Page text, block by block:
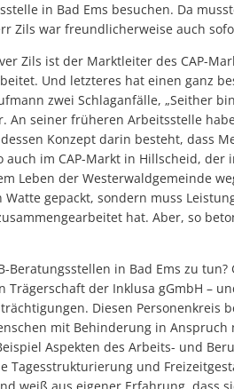
in Bad Ems besuchen. Da
Zils war freundlicherweise auch
Zils ist der Marktleiter des CAP-
Und letzteres hat einen ganz
zwei Schlaganfälle, „Seither
An seiner früheren Arbeitsstelle
Konzept darin besteht, dass
im CAP-Markt in Hillscheid, der
Leben der Westerwaldgemeinde
gepackt, sondern muss
hat. Aber, so
Beratungsstellen in Bad Ems zu
der Inklusa gGmbH –
Diesen Personenkreis
mit Behinderung in Anspruch
Aspekten des Arbeits- und
und